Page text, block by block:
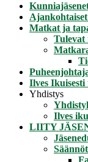
Matkat ja
Tulevat
Ilves Ikuisesti
Yhdistys
Ilves
LIITY
Säännöt